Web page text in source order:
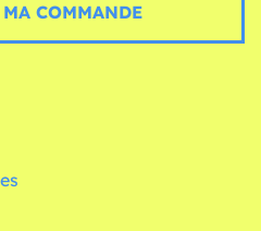
COMMANDE